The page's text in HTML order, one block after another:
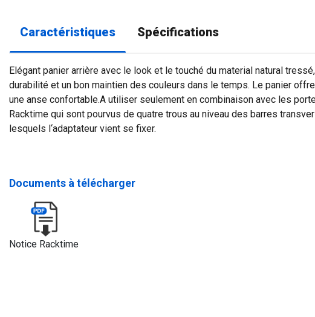
Caractéristiques Spécifications
Elégant panier arrière avec le look et le touché du material natural
durabilité et un bon maintien des couleurs dans le temps. Le panier
une anse confortable.A utiliser seulement en combinaison avec les
Racktime qui sont pourvus de quatre trous au niveau des barres
lesquels l‘adaptateur vient se fixer.
Documents à télécharger
Notice Racktime